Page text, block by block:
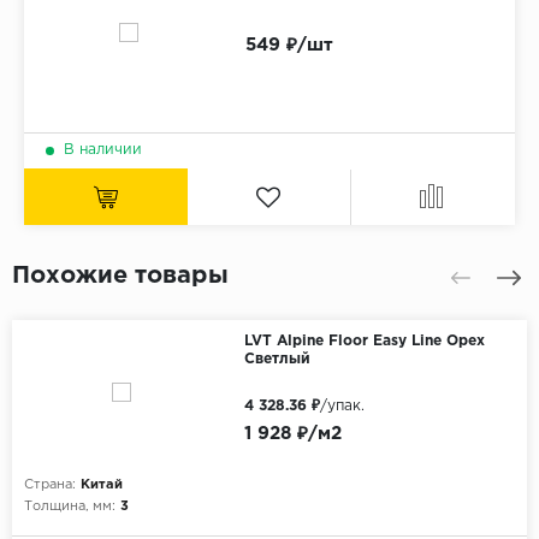
549 ₽/шт
В наличии
Похожие товары
LVT Alpine Floor Easy Line Орех
Светлый
Страна:
Китай
Толщина, мм: 3
1 928 ₽/м2
4 328.36 ₽/упак.